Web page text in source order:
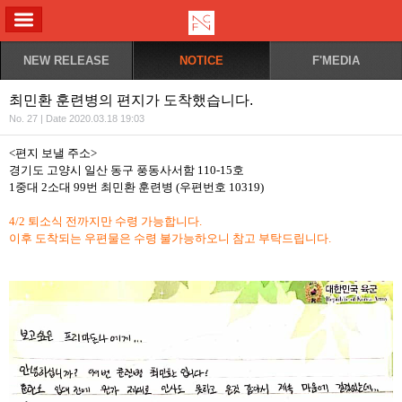
NEW RELEASE NOTICE F'MEDIA
최민환 훈련병의 편지가 도착했습니다.
No. 27 | Date 2020.03.18 19:03
<편지 보낼 주소>
경기도 고양시 일산 동구 풍동사서함 110-15호
1중대 2소대 99번 최민환 훈련병 (우편번호 10319)
4/2 퇴소식 전까지만 수령 가능합니다.
이후 도착되는 우편물은 수령 불가능하오니 참고 부탁드립니다.